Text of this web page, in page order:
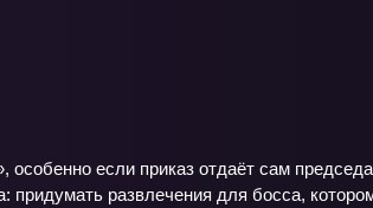
особенно если приказ отдаёт сам
придумать развлечения для босса,